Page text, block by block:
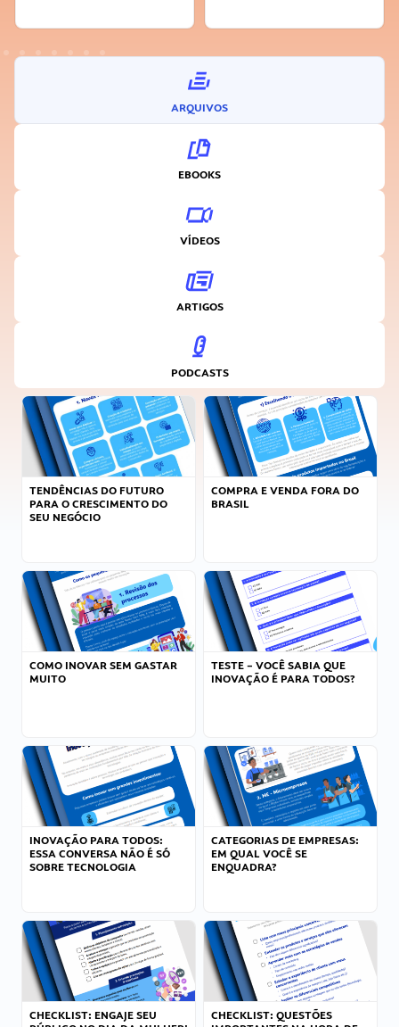
ARQUIVOS
EBOOKS
VÍDEOS
ARTIGOS
PODCASTS
TENDÊNCIAS DO FUTURO
PARA O CRESCIMENTO DO
SEU NEGÓCIO
COMPRA E VENDA FORA DO
BRASIL
COMO INOVAR SEM GASTAR
MUITO
TESTE – VOCÊ SABIA QUE
INOVAÇÃO É PARA TODOS?
INOVAÇÃO PARA TODOS:
ESSA CONVERSA NÃO É SÓ
SOBRE TECNOLOGIA
CATEGORIAS DE EMPRESAS:
EM QUAL VOCÊ SE
ENQUADRA?
CHECKLIST: ENGAJE SEU
CHECKLIST: QUESTÕES